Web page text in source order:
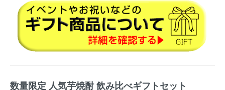
数量限定 人気芋焼酎 飲み比べギフトセット